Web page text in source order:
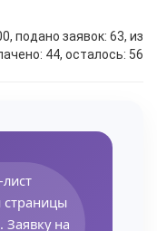
подано заявок: 63, из
44, осталось: 56
страницы
Заявку на